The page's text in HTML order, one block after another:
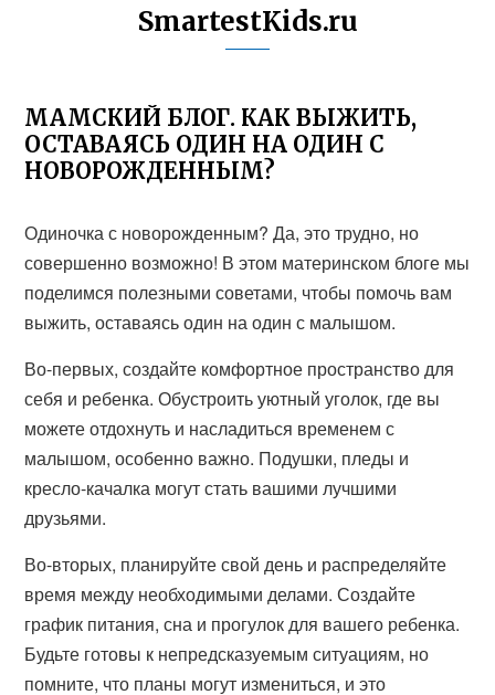
SmartestKids.ru
МАМСКИЙ БЛОГ. КАК ВЫЖИТЬ,
ОСТАВАЯСЬ ОДИН НА ОДИН С
НОВОРОЖДЕННЫМ?
Одиночка с новорожденным? Да, это трудно, но
совершенно возможно! В этом материнском блоге мы
поделимся полезными советами, чтобы помочь вам
выжить, оставаясь один на один с малышом.
Во-первых, создайте комфортное пространство для
себя и ребенка. Обустроить уютный уголок, где вы
можете отдохнуть и насладиться временем с
малышом, особенно важно. Подушки, пледы и
кресло-качалка могут стать вашими лучшими
друзьями.
Во-вторых, планируйте свой день и распределяйте
время между необходимыми делами. Создайте
график питания, сна и прогулок для вашего ребенка.
Будьте готовы к непредсказуемым ситуациям, но
помните, что планы могут измениться, и это